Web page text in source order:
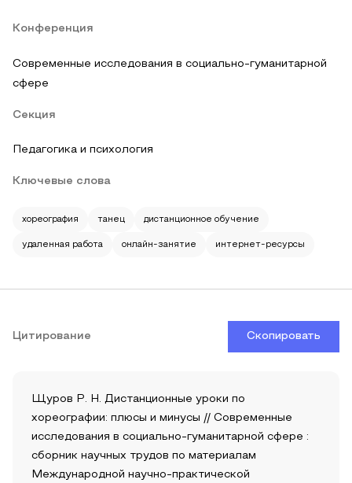
Конференция
Современные исследования в социально-гуманитарной
сфере
Секция
Педагогика и психология
Ключевые слова
хореография танец дистанционное обучение
удаленная работа онлайн-занятие интернет-ресурсы
Цитирование Скопировать
Щуров Р. Н. Дистанционные уроки по
хореографии: плюсы и минусы // Современные
исследования в социально-гуманитарной сфере :
сборник научных трудов по материалам
Международной научно-практической